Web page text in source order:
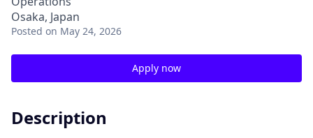
Osaka, Japan
Posted on May 24, 2026
Apply now
Description